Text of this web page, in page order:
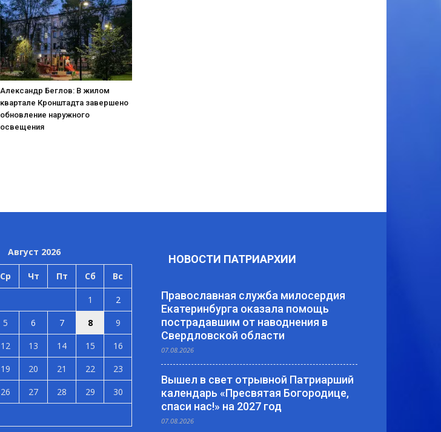
Александр Беглов: В жилом
квартале Кронштадта завершено
обновление наружного
освещения
Август 2026
Ср Чт Пт Сб Вс
1
2
5 6 7 8
9
12 13 14 15
16
19 20 21 22
23
26 27 28 29
30
НОВОСТИ ПАТРИАРХИИ
Православная служба милосердия
Екатеринбурга оказала помощь
пострадавшим от наводнения в
Свердловской области
07.08.2026
Вышел в свет отрывной Патриарший
календарь «Пресвятая Богородице,
спаси нас!» на 2027 год
07.08.2026